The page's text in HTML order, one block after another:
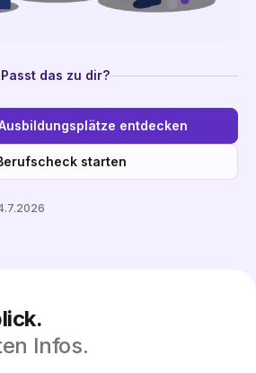
Passt das zu dir?
entdecken
starten
Infos.